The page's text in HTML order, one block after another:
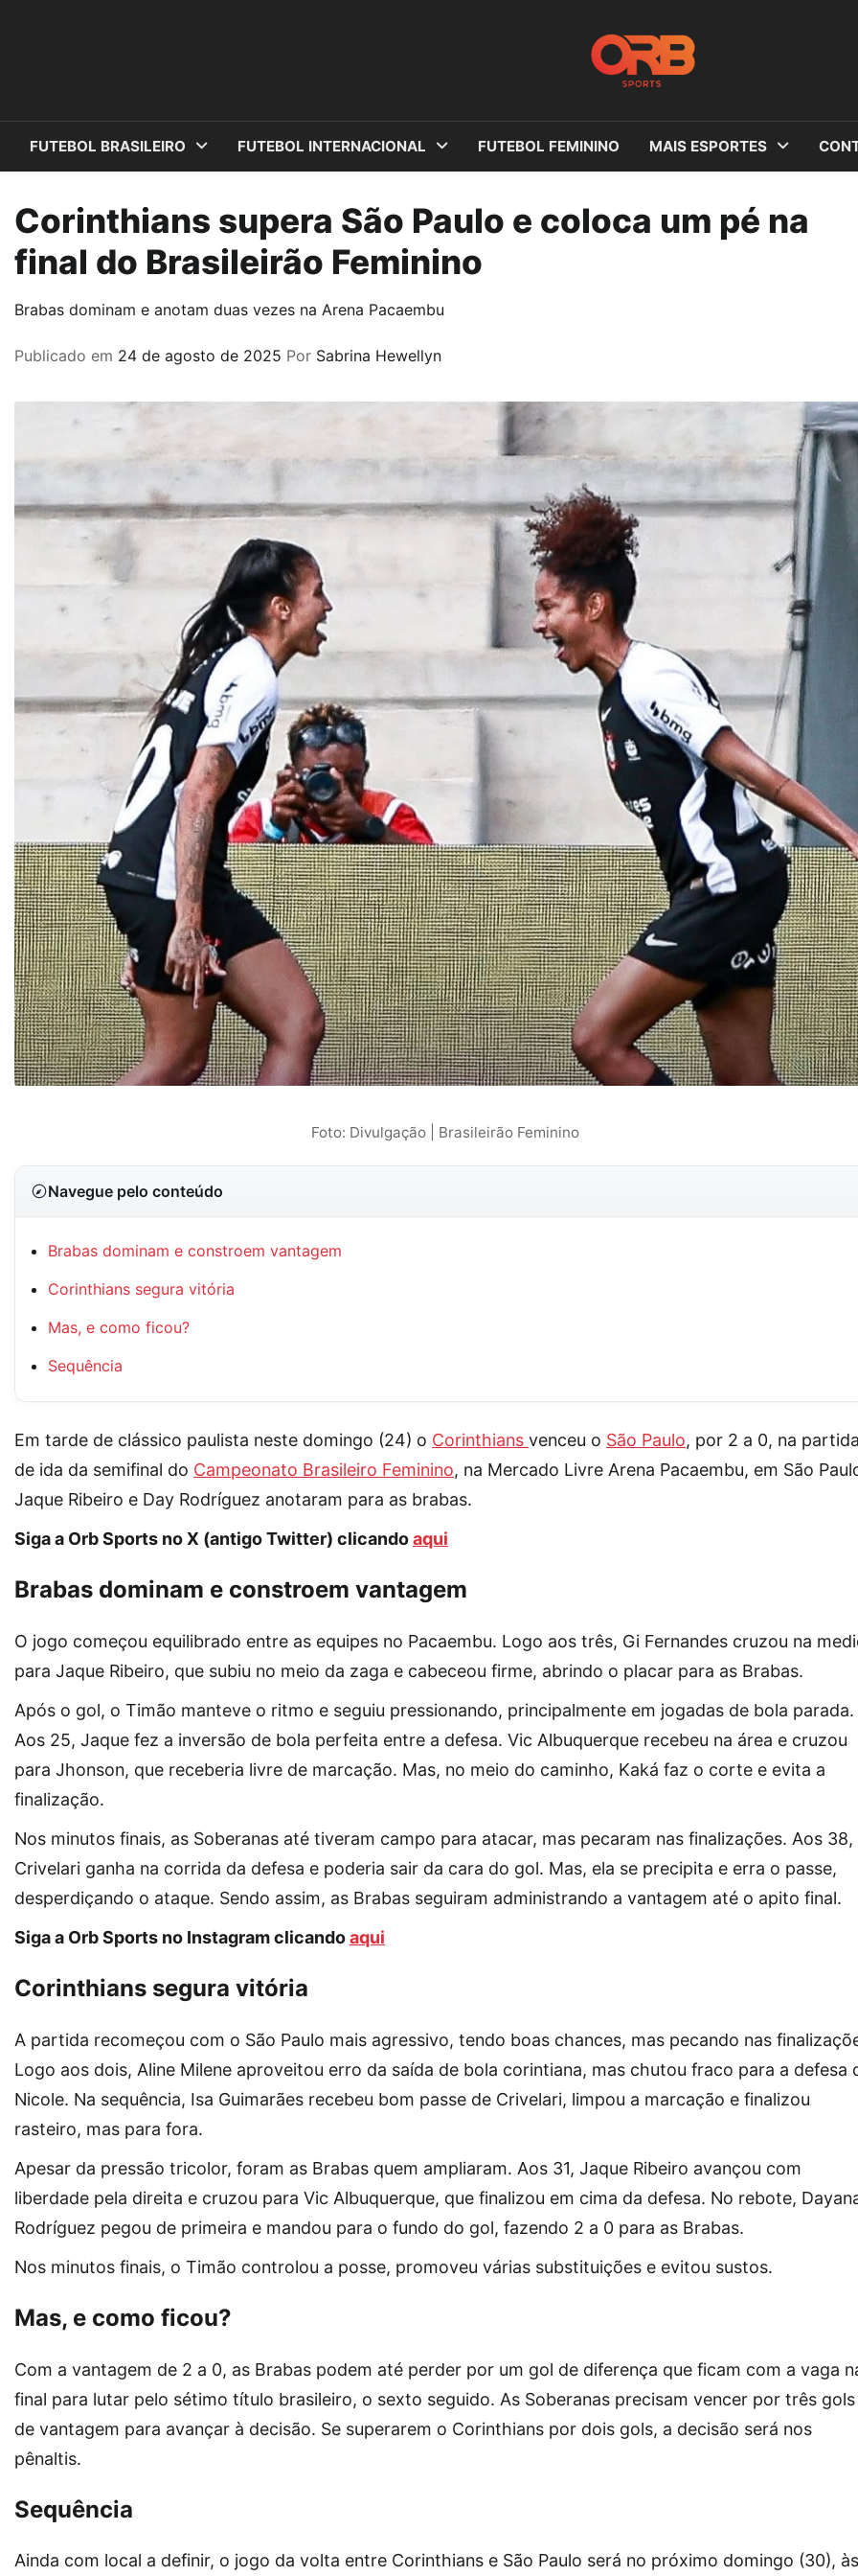
FUTEBOL BRASILEIRO FUTEBOL INTERNACIONAL FUTEBOL FEMININO MAIS ESPORTES
Corinthians supera São Paulo e coloca um pé na
final do Brasileirão Feminino
Brabas dominam e anotam duas vezes na Arena Pacaembu
Publicado em 24 de agosto de 2025 Por Sabrina Hewellyn
Foto: Divulgação | Brasileirão Feminino
Navegue pelo conteúdo
Brabas dominam e constroem vantagem
Corinthians segura vitória
Mas, e como ficou?
Sequência
Em tarde de clássico paulista neste domingo (24) o Corinthians venceu o São Paulo, por 2 a 0, na partida
de ida da semifinal do Campeonato Brasileiro Feminino, na Mercado Livre Arena Pacaembu, em São
Jaque Ribeiro e Day Rodríguez anotaram para as brabas.
Siga a Orb Sports no X (antigo Twitter) clicandoaqui
Brabas dominam e constroem vantagem
O jogo começou equilibrado entre as equipes no Pacaembu. Logo aos três, Gi Fernandes cruzou na
para Jaque Ribeiro, que subiu no meio da zaga e cabeceou firme, abrindo o placar para as Brabas.
Após o gol, o Timão manteve o ritmo e seguiu pressionando, principalmente em jogadas de bola parada.
Aos 25, Jaque fez a inversão de bola perfeita entre a defesa. Vic Albuquerque recebeu na área e cruzou
para Jhonson, que receberia livre de marcação. Mas, no meio do caminho, Kaká faz o corte e evita a
finalização.
Nos minutos finais, as Soberanas até tiveram campo para atacar, mas pecaram nas finalizações. Aos 38,
Crivelari ganha na corrida da defesa e poderia sair da cara do gol. Mas, ela se precipita e erra o passe,
desperdiçando o ataque. Sendo assim, as Brabas seguiram administrando a vantagem até o apito final.
Siga a Orb Sports no Instagram clicandoaqui
Corinthians segura vitória
A partida recomeçou com o São Paulo mais agressivo, tendo boas chances, mas pecando nas
Logo aos dois, Aline Milene aproveitou erro da saída de bola corintiana, mas chutou fraco para a defesa
Nicole. Na sequência, Isa Guimarães recebeu bom passe de Crivelari, limpou a marcação e finalizou
rasteiro, mas para fora.
Apesar da pressão tricolor, foram as Brabas quem ampliaram. Aos 31, Jaque Ribeiro avançou com
liberdade pela direita e cruzou para Vic Albuquerque, que finalizou em cima da defesa. No rebote,
Rodríguez pegou de primeira e mandou para o fundo do gol, fazendo 2 a 0 para as Brabas.
Nos minutos finais, o Timão controlou a posse, promoveu várias substituições e evitou sustos.
Mas, e como ficou?
Com a vantagem de 2 a 0, as Brabas podem até perder por um gol de diferença que ficam com a vaga
final para lutar pelo sétimo título brasileiro, o sexto seguido. As Soberanas precisam vencer por três gols
de vantagem para avançar à decisão. Se superarem o Corinthians por dois gols, a decisão será nos
pênaltis.
Sequência
Ainda com local a definir, o jogo da volta entre Corinthians e São Paulo será no próximo domingo (30), às